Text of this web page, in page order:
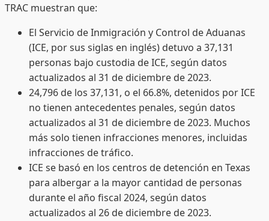
TRAC muestran que:
El Servicio de Inmigración y Control de Aduanas
(ICE, por sus siglas en inglés) detuvo a 37,131
personas bajo custodia de ICE, según datos
actualizados al 31 de diciembre de 2023.
24,796 de los 37,131, o el 66.8%, detenidos por ICE
no tienen antecedentes penales, según datos
actualizados al 31 de diciembre de 2023. Muchos
más solo tienen infracciones menores, incluidas
infracciones de tráfico.
ICE se basó en los centros de detención en Texas
para albergar a la mayor cantidad de personas
durante el año fiscal 2024, según datos
actualizados al 26 de diciembre de 2023.